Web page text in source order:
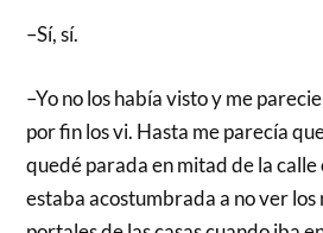
–Sí, sí.
–Yo no los había visto y me
por fin los vi. Hasta me parecía
quedé parada en mitad de la
estaba acostumbrada a no ver los